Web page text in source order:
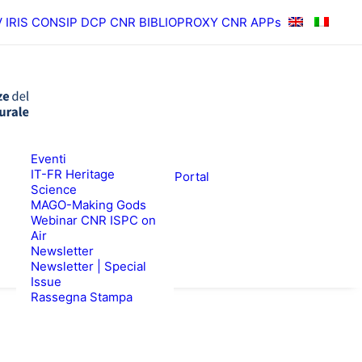
IRIS CONSIP DCP CNR BIBLIOPROXY CNR APPs
RISULTATI
ISPC Open Portal
Eventi
IT-FR Heritage
Science
MAGO-Making Gods
Webinar CNR ISPC on
Air
Newsletter
Newsletter | Special
Issue
Rassegna Stampa